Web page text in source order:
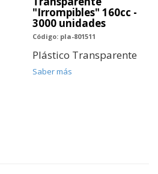
"Irrompibles" 160cc -
3000 unidades
Código: pla-801511
Plástico Transparente
Saber más